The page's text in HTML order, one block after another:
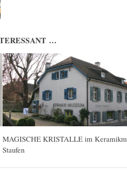
…
MAGISCHE KRISTALLE im
Staufen